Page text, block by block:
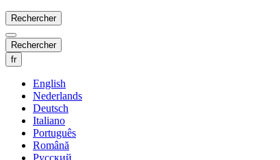
Rechercher
Rechercher
fr
English
Nederlands
Deutsch
Italiano
Português
Română
Русский